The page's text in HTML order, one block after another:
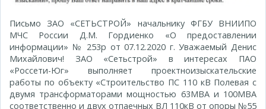
Письмо ЗАО «СЕТЬСТРОЙ» начальнику ФГБУ ВНИИПО
МЧС России Д.М. Гордиенко «О предоставлении
информации» № 253р от 07.12.2020 г. Уважаемый Денис
Михайлович! ЗАО «Сетьстрой» в интересах ПАО
«Россети-Юг» выполняет проектно­изыскательские
работы по объекту «Строительство ПС 110 кВ Полевая с
двумя трансформаторами мощностью 63МВА и 100МВА
соответственно и двух отпаечных ВЛ 110кВ от опоры №55